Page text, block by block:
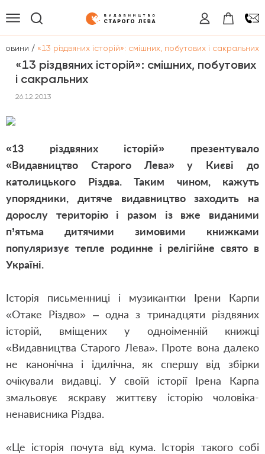
Новини / «13 різдвяних історій»: смішних, побутових і сакральних
«13 різдвяних історій»: смішних, побутових
і сакральних
26.12.2013
«13 різдвяних історій» презентувало
«Видавництво Старого Лева» у Києві до
католицького Різдва. Таким чином, кажуть
упорядники, дитяче видавництво заходить на
дорослу територію і разом із вже виданими
п’ятьма дитячими зимовими книжками
популяризує тепле родинне і релігійне свято в
Україні.
Історія письменниці і музикантки Ірени Карпи
«Отаке Різдво» – одна з тринадцяти різдвяних
історій, вміщених у одноіменній книжці
«Видавництва Старого Лева». Проте вона далеко
не канонічна і ідилічна, як спершу від збірки
очікували видавці. У своїй історії Ірена Карпа
змальовує яскраву життєву історію чоловіка-
ненависника Різдва.
«Це історія почута від кума. Історія такого собі